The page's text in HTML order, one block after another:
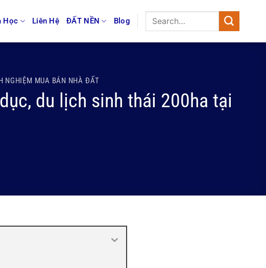
Học Liên Hệ ĐẤT NỀN Blog
NGHIỆM MUA BÁN NHÀ ĐẤT
du lịch sinh thái 200ha tại